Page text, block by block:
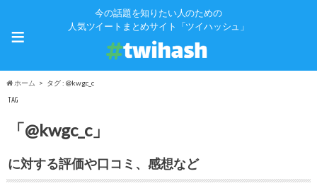
今の話題を知りたい人のための
人気ツイートまとめサイト「ツイハッシュ」
≡
ホーム タグ : @kwgc_c
TAG
「@kwgc_c」
に対する評価や口コミ、感想など